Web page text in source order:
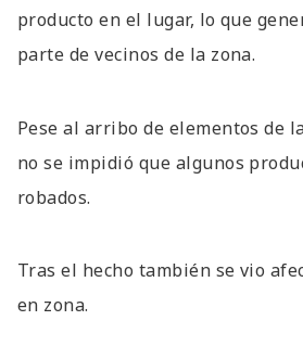
producto en el lugar, lo que
parte de vecinos de la zona.
Pese al arribo de elementos de
no se impidió que algunos
robados.
Tras el hecho también se vio
en zona.